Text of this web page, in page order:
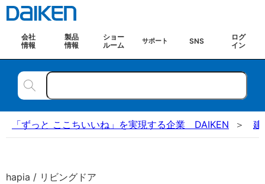
会社
情報
製品
情報
ショー
ルーム
サポート SNS
ログ
イン
「ずっと ここちいいね」を実現する企業 DAIKEN 建
hapia / リビングドア